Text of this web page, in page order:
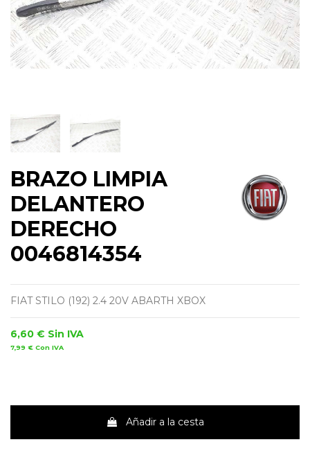
BRAZO LIMPIA
DELANTERO
DERECHO
0046814354
FIAT STILO (192) 2.4 20V ABARTH XBOX
6,60 € Sin IVA
7,99 € Con IVA
Añadir a la cesta